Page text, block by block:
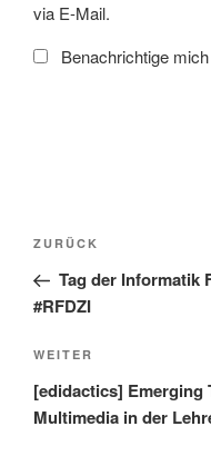
via E-Mail.
Benachrichtige
Beitragsnavigation
Vorheriger
Beitrag
ZURÜCK
Tag der Informatik
#RFDZI
Nächster
Beitrag
WEITER
[edidactics] Emerging
Multimedia in der